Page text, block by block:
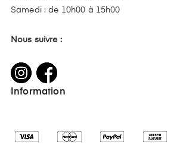
Samedi : de 10h00 à 15h00
Nous suivre :
Information